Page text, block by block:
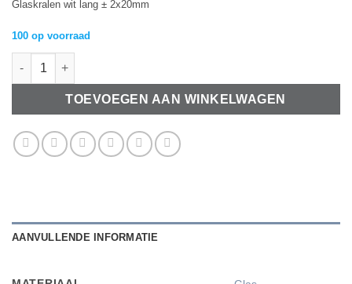
Glaskralen wit lang ± 2x20mm
100 op voorraad
Glaskralen wit lang ± 2x20mm aantal
TOEVOEGEN AAN WINKELWAGEN
AANVULLENDE INFORMATIE